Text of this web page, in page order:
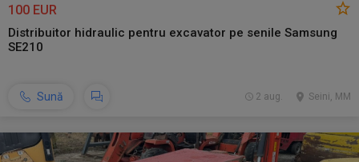
100 EUR
Distribuitor hidraulic pentru excavator pe senile Samsung
SE210
Sună Seini, MM
2 aug.